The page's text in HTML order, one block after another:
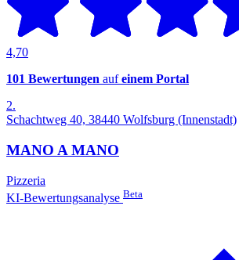
4,70
101 Bewertungen aufeinem Portal
2.
Schachtweg 40, 38440 Wolfsburg (Innenstadt)
MANO A MANO
Pizzeria
KI-Bewertungsanalyse Beta